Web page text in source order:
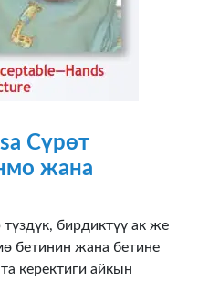
Сүрөт
жана
түздүк, бирдиктүү ак же
бетинин жана бетине
керектиги айкын